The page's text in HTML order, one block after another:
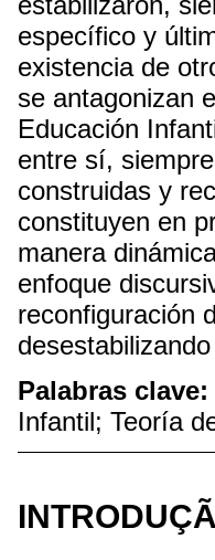
específico y
existencia de
se antagonizan
Educación
entre sí,
construidas y
constituyen en
manera
enfoque
reconfiguración
Palabras clave:
Infantil; Teoría